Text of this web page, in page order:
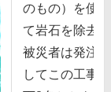
のもの）を使
て岩⽯を除去
被災者は発注
してこの⼯事